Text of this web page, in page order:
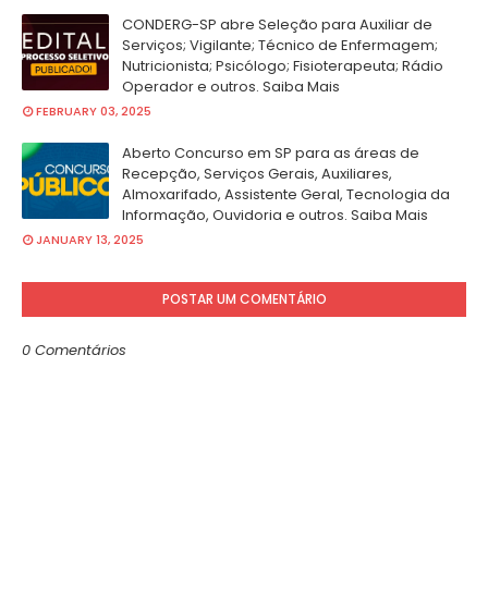
CONDERG-SP abre Seleção para Auxiliar de
Serviços; Vigilante; Técnico de Enfermagem;
Nutricionista; Psicólogo; Fisioterapeuta; Rádio
Operador e outros. Saiba Mais
FEBRUARY 03, 2025
Aberto Concurso em SP para as áreas de
Recepção, Serviços Gerais, Auxiliares,
Almoxarifado, Assistente Geral, Tecnologia da
Informação, Ouvidoria e outros. Saiba Mais
JANUARY 13, 2025
POSTAR UM COMENTÁRIO
0 Comentários